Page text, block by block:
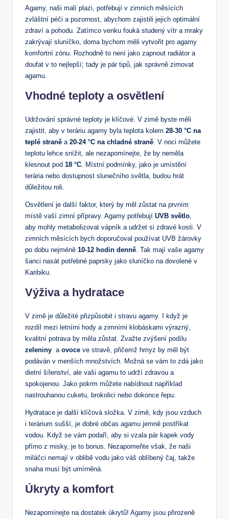
Agamy,⁤ naši malí⁤ plazi, potřebují v zimních měsících
zvláštní péči‍ a pozornost, abychom zajistili jejich⁤ optimální​
zdraví a pohodu. Zatímco venku fouká studený vítr a mraky
zakrývají sluníčko, doma bychom měli vytvořit pro agamy
komfortní zónu. ⁤Rozhodně‌ to není jako ⁣zapnout ⁢radiátor a⁢
doufat‍ v to ⁢nejlepší;⁤ tady ​je pár tipů, ⁤jak správně zimovat ​
agamu.
Vhodné teploty a osvětlení
Udržování ‍správné teploty je klíčové. V zimě byste měli
zajistit, aby v teráriu agamy ‍byla teplota kolem 28-30 °C na
teplé⁤ straně a 20-24 °C na chladné straně. V noci můžete
teplotu lehce snížit, ale nezapomínejte, že ‌by⁣ neměla
klesnout⁣ pod 18 °C. Místní podmínky, jako je umístění ​
terária nebo dostupnost ⁢slunečního světla,⁤ budou hrát
důležitou roli.
Osvětlení je další faktor, který by měl zůstat ‌na prvním
místě vaší zimní ​přípravy. Agamy potřebují UVB světlo,
aby‍ mohly ​metabolizovat ‌vápník a ⁢udržet si zdravé ⁣kosti. V
zimních měsících⁢ bych doporučoval používat ⁤UVB​ žárovky
po dobu⁤ nejméně‍ 10-12 hodin denně. Tak mají vaše‍ agamy
šanci nasát potřebné paprsky jako‍ sluníčko na ‍dovolené v
Karibiku.
Výživa a hydratace
V ⁣zimě‍ je důležité přizpůsobit ⁢i stravu agamy. I⁣ když je⁤
rozdíl mezi letními ⁤hody a ​zimními ⁣klobáskami výrazný,
kvalitní potrava by měla zůstat. Zvažte zvýšení podílu
zeleniny ‍ a ovoce ve stravě, přičemž‌ hmyz by měl být
podáván v menších ​množstvích. Možná se vám to⁣ zdá jako⁢
dietní‌ šílenství, ale vaši agamu⁤ to udrží zdravou a
spokojenou. Jako ⁤pokrm můžete ‌nabídnout ⁤například
nastrouhanou ‍cuketu, brokolici ⁣nebo dokonce ⁢řepu.
Hydratace‌ je další⁤ klíčová složka. ‍V zimě, kdy jsou‌ vzduch
i terárium sušší, je dobré ⁢občas agamu jemně postříkat⁤
vodou. Když se vám podaří, aby⁢ si vzala⁣ pár kapek vody
přímo⁣ z misky, je to bonus. Nezapomeňte však, že naši⁣
miláčci nemají v ⁤oblibě vodu ⁤jako váš‌ oblíbený čaj, takže
‌snaha musí být umírněná.
Úkryty a⁢ komfort
Nezapomínejte na dostatek ​úkrytů! Agamy jsou ⁤přirozeně